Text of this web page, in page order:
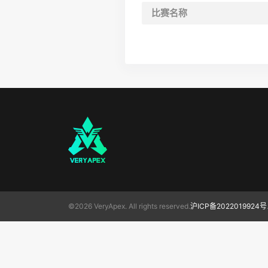
比赛名称
©2026 VeryApex. All rights reserved.沪ICP备2022019924号.